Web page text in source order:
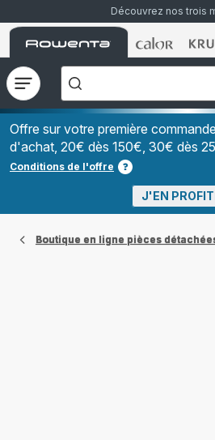
Découvrez nos trois
Accueil
Rowenta
Accueil
Ouvrir
le
menu
recherchez-
vous
?","Aspirateurs
à
Grains","Centrales
Vapeurs","Sèche
Cheveux"]
Offre sur votre première
d'achat, 20€ dès 150€, 30€ dès
Conditions de l'offre
J'EN
Boutique en ligne pièces